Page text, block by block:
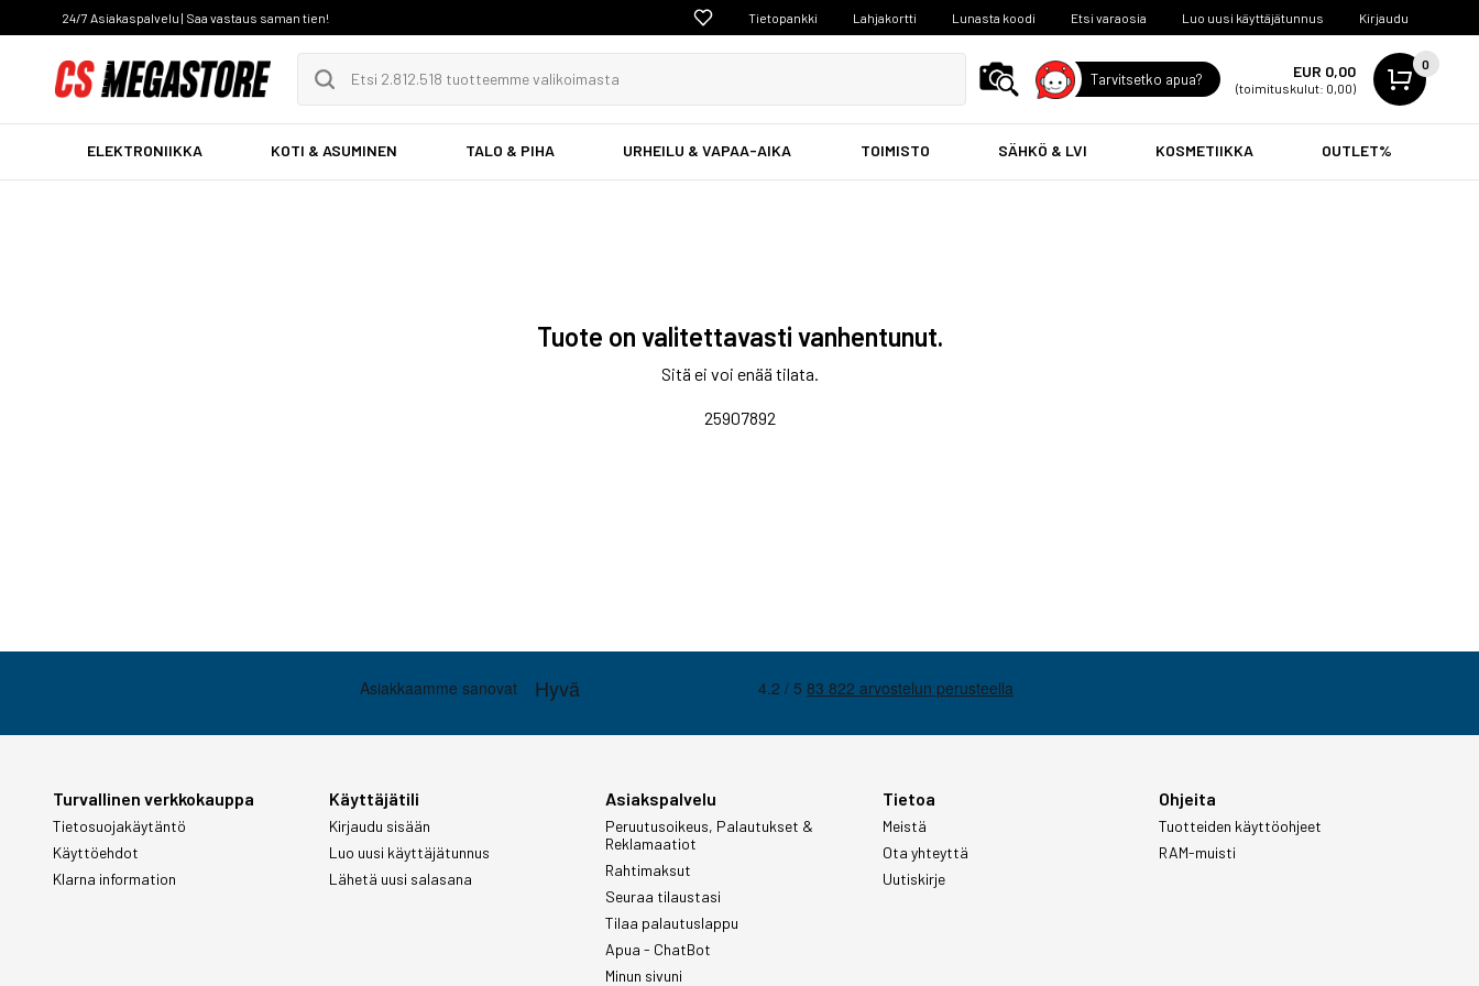
24/7 Asiakaspalvelu | Saa vastaus saman tien! Tietopankki Lahjakortti Lunasta koodi Etsi varaosia Luo uusi käyttäjätunnus Kirjaudu
Tarvitsetko apua? EUR 0,00
(toimituskulut: 0,00)
0
ELEKTRONIIKKA KOTI & ASUMINEN TALO & PIHA URHEILU & VAPAA-AIKA TOIMISTO SÄHKÖ & LVI KOSMETIIKKA OUTLET%
Tuote on valitettavasti vanhentunut.
Sitä ei voi enää tilata.
25907892
Turvallinen verkkokauppa
Tietosuojakäytäntö
Käyttöehdot
Klarna information
Käyttäjätili
Kirjaudu sisään
Luo uusi käyttäjätunnus
Lähetä uusi salasana
Asiakspalvelu
Peruutusoikeus, Palautukset &
Reklamaatiot
Rahtimaksut
Seuraa tilaustasi
Tilaa palautuslappu
Apua - ChatBot
Minun sivuni
Tietoa
Meistä
Ota yhteyttä
Uutiskirje
Ohjeita
Tuotteiden käyttöohjeet
RAM-muisti